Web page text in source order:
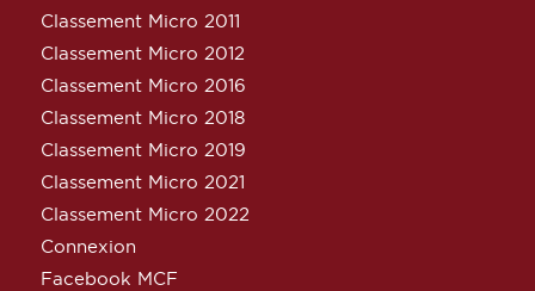
Classement Micro 2011
Classement Micro 2012
Classement Micro 2016
Classement Micro 2018
Classement Micro 2019
Classement Micro 2021
Classement Micro 2022
Connexion
Facebook MCF